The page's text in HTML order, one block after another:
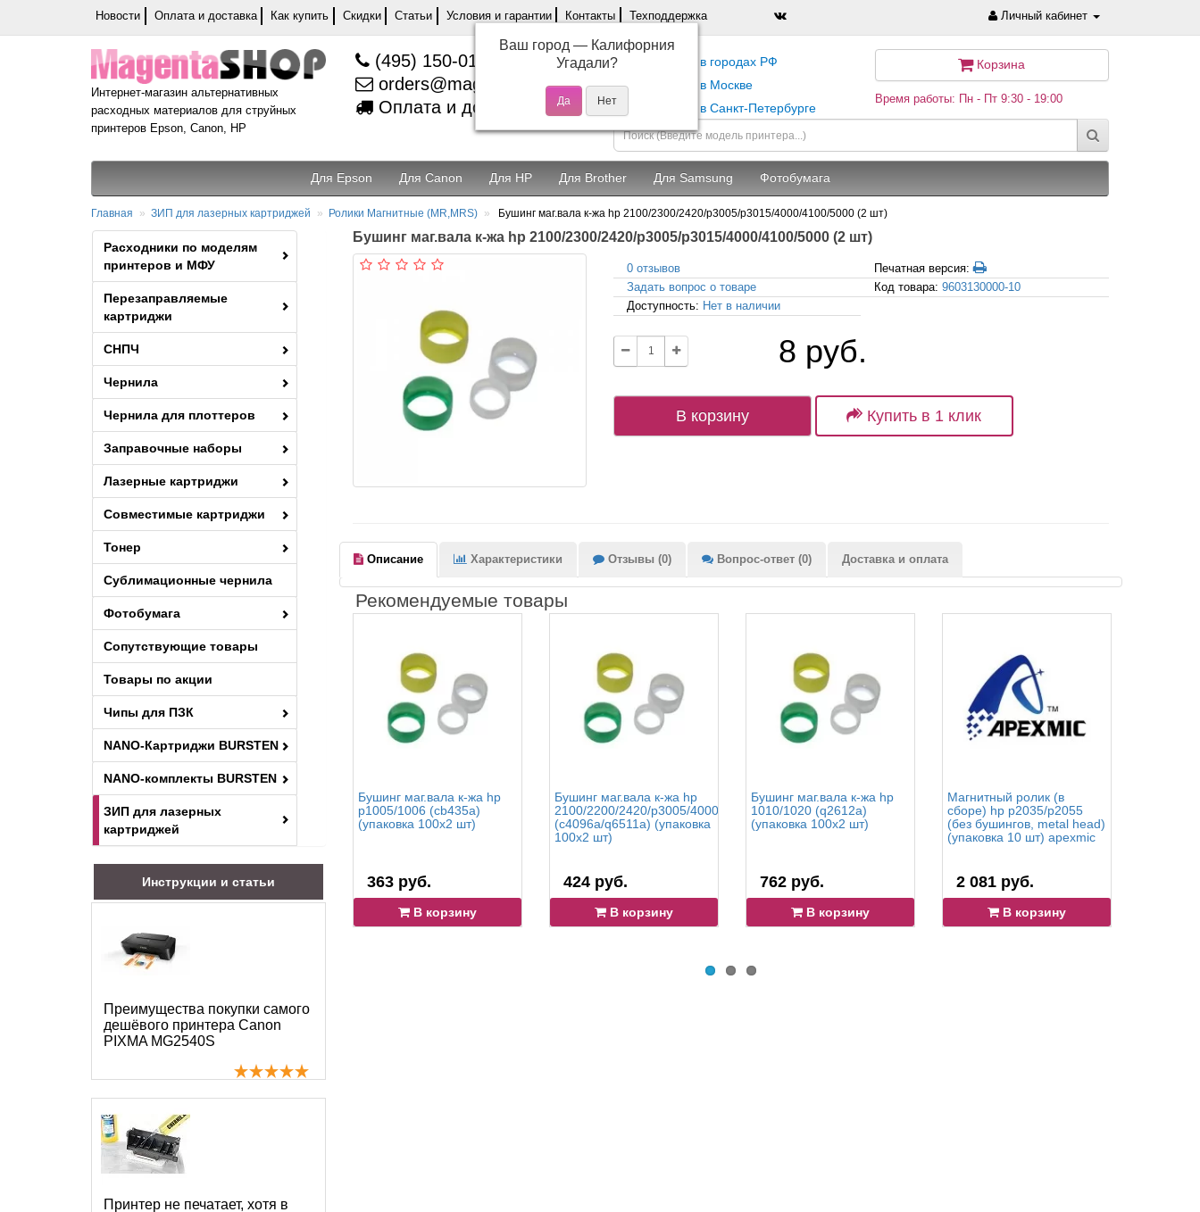
Новости Оплата и доставка Как купить Скидки Статьи Условия и гарантии Контакты Техподдержка Личный кабинет
Интернет-магазин альтернативных
расходных материалов для струйных
принтеров Epson, Canon, HP
(495) 150-01-37
orders@magentashop.ru
Оплата и доставка
Самовывоз в городах РФ
Самовывоз в Москве
Самовывоз в Санкт-Петербурге
Корзина
Время работы: Пн - Пт 9:30 - 19:00
Для Epson Для Canon Для HP Для Brother Для Samsung Фотобумага
Главная ЗИП для лазерных картриджей Ролики Магнитные (MR,MRS) Бушинг маг.вала к-жа hp 2100/2300/2420/p3005/p3015/4000/4100/5000 (2 шт)
Расходники по моделям
принтеров и МФУ
Перезаправляемые
картриджи
СНПЧ
Чернила
Чернила для плоттеров
Заправочные наборы
Лазерные картриджи
Совместимые картриджи
Тонер
Сублимационные чернила
Фотобумага
Сопутствующие товары
Товары по акции
Чипы для ПЗК
NANO-Картриджи BURSTEN
NANO-комплекты BURSTEN
ЗИП для лазерных
картриджей
Инструкции и статьи
Преимущества покупки самого
дешёвого принтера Canon
PIXMA MG2540S
Принтер не печатает, хотя в
Бушинг маг.вала к-жа hp 2100/2300/2420/p3005/p3015/4000/4100/5000 (2 шт)
0 отзывов
Печатная версия:
Задать вопрос о товаре
Код товара:9603130000-10
Доступность: Нет в наличии
8 руб.
В корзину Купить в 1 клик
Описание Характеристики Отзывы (0) Вопрос-ответ (0) Доставка и оплата
Рекомендуемые товары
Бушинг маг.вала к-жа hp
p1005/1006 (cb435a)
(упаковка 100x2 шт)
363 руб.
В корзину
Бушинг маг.вала к-жа hp
2100/2200/2420/p3005/4000/5000
(c4096a/q6511a) (упаковка
100x2 шт)
424 руб.
В корзину
Бушинг маг.вала к-жа hp
1010/1020 (q2612a)
(упаковка 100x2 шт)
762 руб.
В корзину
Магнитный ролик (в
сборе) hp p2035/p2055
(без бушингов, metal head)
(упаковка 10 шт) apexmic
2 081 руб.
В корзину
Ваш город — Калифорния
Угадали?